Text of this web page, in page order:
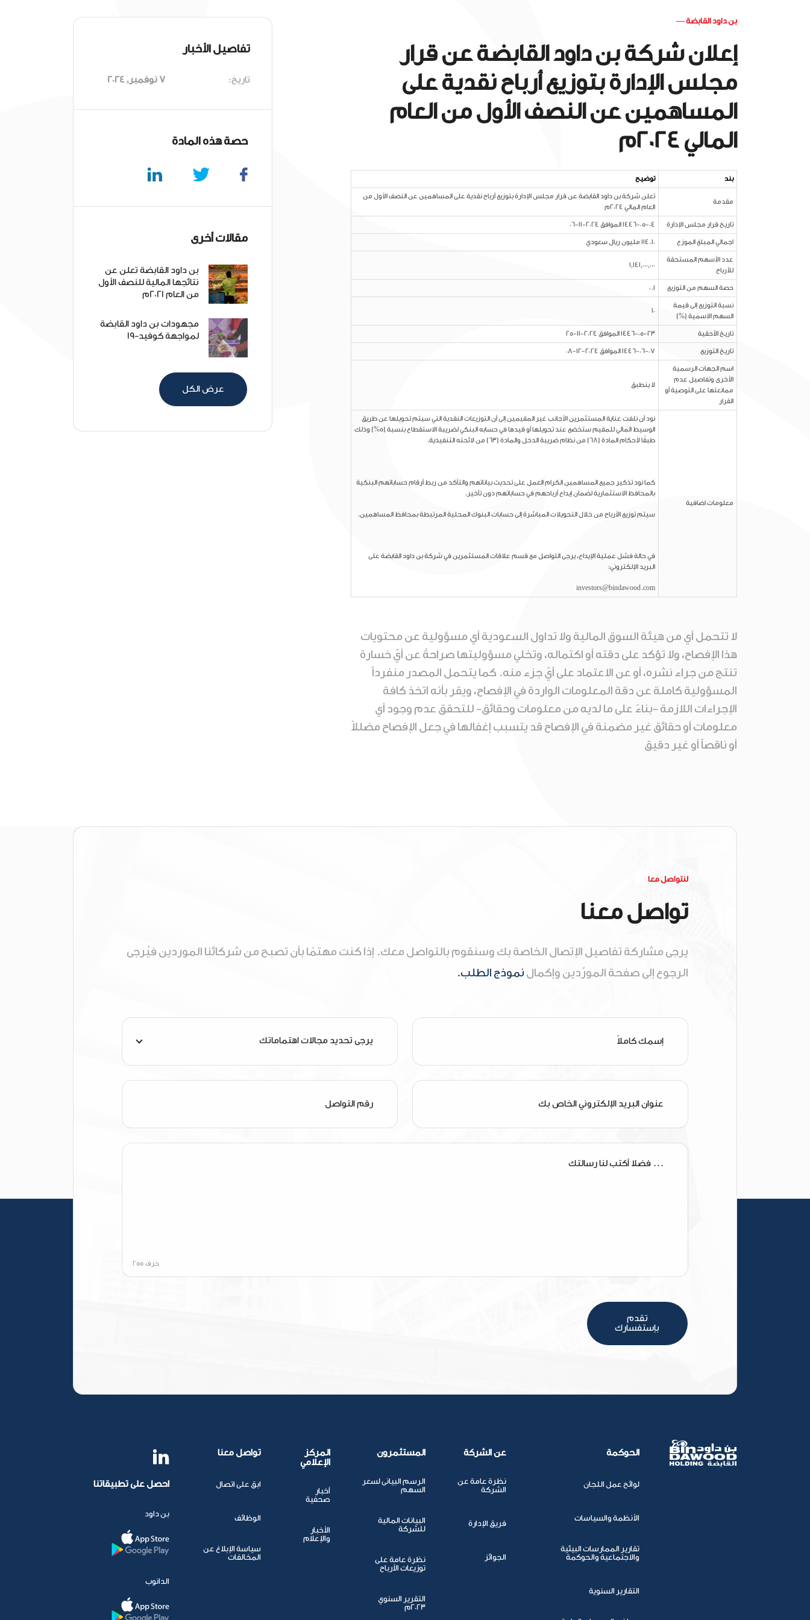
بن داود القابضة—
إعلان شركة بن داود القابضة عن قرار
مجلس الإدارة بتوزيع أرباح نقدية على
المساهمين عن النصف الأول من العام
المالي 2024م
بند توضيح
مقدمة
تعلن شركة بن داود القابضة عن قرار مجلس الإدارة بتوزيع أرباح نقدية على المساهمين عن النصف الأول من
العام المالي 2024م
تاريخ قرار مجلس الإدارة 1446-05-04 الموافق 2024-11-06
اجمالي المبلغ الموزع 114.10 مليون ريال سعودي
عدد الأسهم المستحقة
للأرباح
1,141,000,000
حصة السهم من التوزيع 0.1
نسبة التوزيع إلى قيمة
السهم الاسمية (%)
10
تاريخ الأحقية 1446-05-23 الموافق 2024-11-25
تاريخ التوزيع 1446-06-07 الموافق 2024-12-08
اسم الجهات الرسمية
الأخرى وتفاصيل عدم
ممانعتها على التوصية أو
القرار
لا ينطبق
معلومات اضافية
نود أن نلفت عناية المستثمرين الأجانب غير المقيمين إلى أن التوزيعات النقدية التي سيتم تحويلها عن طريق
الوسيط المالي للمقيم ستخضع عند تحويلها أو قيدها في حسابه البنكي لضريبة الاستقطاع بنسبة (5%) وذلك
طبقًا لأحكام المادة (68) من نظام ضريبة الدخل والمادة (63) من لائحته التنفيذية.
كما نود تذكير جميع المساهمين الكرام العمل على تحديث بياناتهم والتأكد من ربط أرقام حساباتهم البنكية
بالمحافظ الاستثمارية لضمان إيداع أرباحهم في حساباتهم دون تأخير.
سيتم توزيع الأرباح من خلال التحويلات المباشرة إلى حسابات البنوك المحلية المرتبطة بمحافظ المساهمين.
في حالة فشل عملية الإيداع، يرجى التواصل مع قسم علاقات المستثمرين في شركة بن داود القابضة على
البريد الإلكتروني:
investors@bindawood.com
لا تتحمل أي من هيئة السوق المالية ولا تداول السعودية أي مسؤولية عن محتويات
هذا الإفصاح، ولا تؤكد على دقته أو اكتماله، وتخلي مسؤوليتها صراحةً عن أيّ خسارة
تنتج من جراء نشره، أو عن الاعتماد على أيّ جزء منه. كما يتحمل المصدر منفرداً
المسؤولية كاملة عن دقة المعلومات الواردة في الإفصاح، ويقر بأنه اتخذ كافة
الإجراءات اللازمة -بناءً على ما لديه من معلومات وحقائق- للتحقق عدم وجود أي
معلومات أو حقائق غير مضمنة في الإفصاح قد يتسبب إغفالها في جعل الإفصاح مضللاً
أو ناقصاً أو غير دقيق
تفاصيل الأخبار
تاريخ: 7 نوفمبر, 2024
حصة هذه المادة
مقالات أخرى
بن داود القابضة تعلن عن
نتائجها المالية للنصف الأول
من العام 2021م
مجهودات بن داود القابضة
لمواجهة كوفيد-19
عرض الكل
لنتواصل معا
تواصل معنا
يرجى مشاركة تفاصيل الإتصال الخاصة بك وسنقوم بالتواصل معك. إذا كنت مهتمًا بأن تصبح من شركائنا الموردين فيُرجى
الرجوع إلى صفحة المورّدين وإكمال نموذج الطلب.
يرجى تحديد مجالات اهتماماتك
حرف 255
تقدم
بإستفسارك
الحوكمة
لوائح عمل اللجان
الأنظمة والسياسات
تقارير الممارسات البيئية
والاجتماعية والحوكمة
التقارير السنوية
عن الشركة
نظرة عامة عن
الشركة
فريق الإدارة
الجوائز
المستثمرون
الرسم البيانى لسعر
السهم
البيانات المالية
للشركة
نظرة عامة على
توزيعات الأرباح
التقرير السنوي
2023م
المركز
الإعلامي
أخبار
صحفية
الأخبار
والإعلام
تواصل معنا
ابق على اتصال
الوظائف
سياسة الإبلاغ عن
المخالفات
احصل على تطبيقاتنا
بن داود
الدانوب